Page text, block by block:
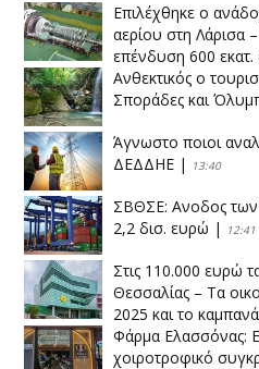
Επιλέχθηκε ο
αερίου στη Λάρισα
επένδυση 600
Ανθεκτικός ο
Σποράδες και
Άγνωστο ποιοι
ΔΕΔΔΗΕ | 13:40
ΣΒΘΣΕ: Aνοδος των
2,2 δισ. ευρώ | 12:41
Στις 110.000 ευρώ
Θεσσαλίας – Τα
2025 και το
Φάρμα Ελασσόνας:
χοιροτροφικό